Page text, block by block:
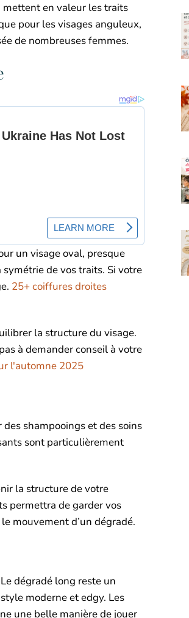
en valeur les traits
pour les visages anguleux,
de nombreuses femmes.
un visage oval, presque
de vos traits. Si votre
25+ coiffures droites
la structure du visage.
à demander conseil à votre
l'automne 2025
shampooings et des soins
sont particulièrement
la structure de votre
permettra de garder vos
mouvement d’un dégradé.
dégradé long reste un
moderne et edgy. Les
une belle manière de jouer